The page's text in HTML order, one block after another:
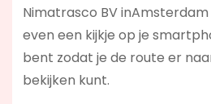
Nimatrasco BV
even een kijkje op je
bent zodat je de route er
bekijken kunt.